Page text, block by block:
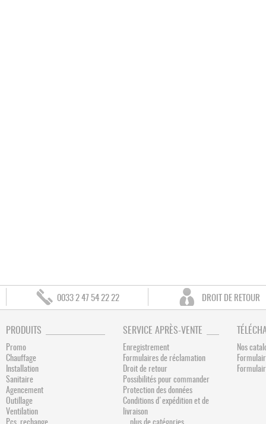
0033 2 47 54 22 22 DROIT DE RETOUR
PRODUITS
Promo
Chauffage
Installation
Sanitaire
Agencement
Outillage
Ventilation
SERVICE APRÈS-VENTE
Enregistrement
Formulaires de réclamation
Droit de retour
Possibilités pour commander
Protection des données
Conditions d'expédition et de
livraison
Nos